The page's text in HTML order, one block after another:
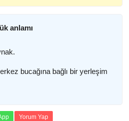
anlamı
bucağına bağlı bir yerleşim
Yorum Yap